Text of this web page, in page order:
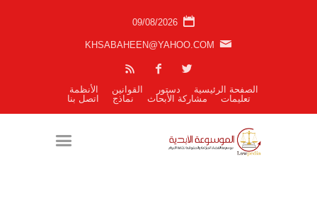
09/08/2026
KHSABAHEEN@YAHOO.COM
الصفحة الرئيسية دستور القوانين
الأنظمة
تعليمات
مشاركة الأبحاث نماذج اتصل بنا